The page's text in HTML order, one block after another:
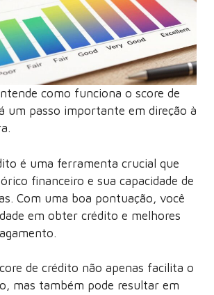
como funciona o score de
um passo importante em direção à
é uma ferramenta crucial que
financeiro e sua capacidade de
Com uma boa pontuação, você
em obter crédito e melhores
de crédito não apenas facilita o
mas também pode resultar em